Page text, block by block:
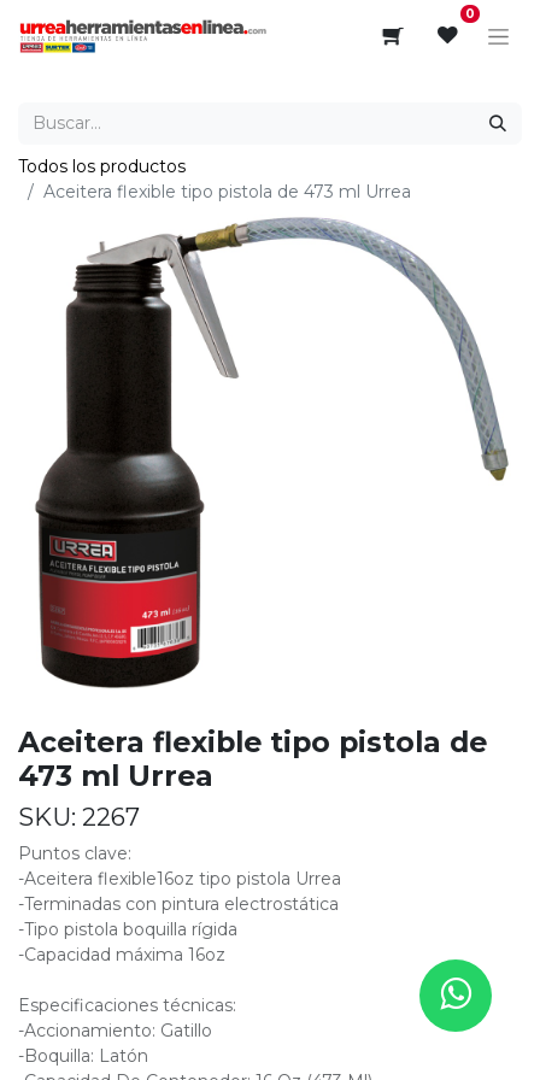
0
Todos los productos
Aceitera flexible tipo pistola de 473 ml Urrea
Aceitera flexible tipo pistola de
473 ml Urrea
SKU: 2267
Puntos clave:
-Aceitera flexible16oz tipo pistola Urrea
-Terminadas con pintura electrostática
-Tipo pistola boquilla rígida
-Capacidad máxima 16oz
Especificaciones técnicas:
-Accionamiento: Gatillo
-Boquilla: Latón